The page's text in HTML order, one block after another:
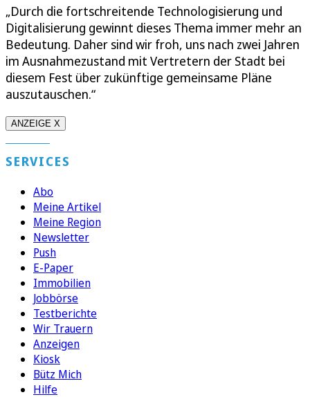
„Durch die fortschreitende Technologisierung und
Digitalisierung gewinnt dieses Thema immer mehr an
Bedeutung. Daher sind wir froh, uns nach zwei Jahren
im Ausnahmezustand mit Vertretern der Stadt bei
diesem Fest über zukünftige gemeinsame Pläne
auszutauschen.“
ANZEIGE X
SERVICES
Abo
Meine Artikel
Meine Region
Newsletter
Push
E-Paper
Immobilien
Jobbörse
Testberichte
Wir Trauern
Anzeigen
Kiosk
Bütz Mich
Hilfe